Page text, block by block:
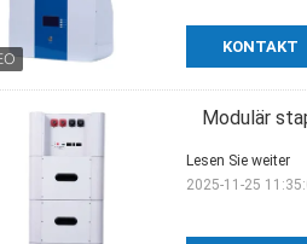
KONTAKT
Modulär
Lesen Sie weiter
2025-11-25